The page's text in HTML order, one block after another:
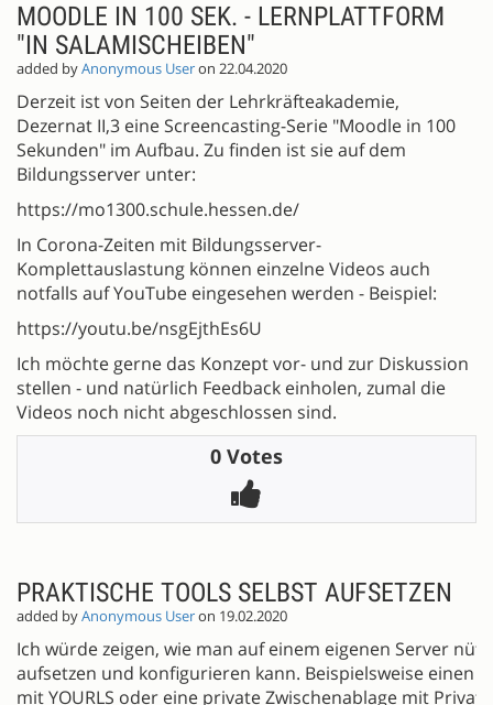
MOODLE IN 100 SEK. - LERNPLATTFORM
"IN SALAMISCHEIBEN"
added byAnonymous Useron 22.04.2020
Derzeit ist von Seiten der Lehrkräfteakademie,
Dezernat II,3 eine Screencasting-Serie "Moodle in 100
Sekunden" im Aufbau. Zu finden ist sie auf dem
Bildungsserver unter:
https://mo1300.schule.hessen.de/
In Corona-Zeiten mit Bildungsserver-
Komplettauslastung können einzelne Videos auch
notfalls auf YouTube eingesehen werden - Beispiel:
https://youtu.be/nsgEjthEs6U
Ich möchte gerne das Konzept vor- und zur Diskussion
stellen - und natürlich Feedback einholen, zumal die
Videos noch nicht abgeschlossen sind.
0 Votes
PRAKTISCHE TOOLS SELBST AUFSETZEN
added byAnonymous Useron 19.02.2020
Ich würde zeigen, wie man auf einem eigenen Server
aufsetzen und konfigurieren kann. Beispielsweise einen
mit YOURLS oder eine private Zwischenablage mit